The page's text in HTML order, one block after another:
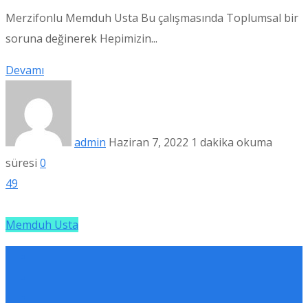
Merzifonlu Memduh Usta Bu çalışmasında Toplumsal bir
soruna değinerek Hepimizin...
Devamı
admin Haziran 7, 2022 1 dakika okuma
süresi 0
49
Memduh Usta